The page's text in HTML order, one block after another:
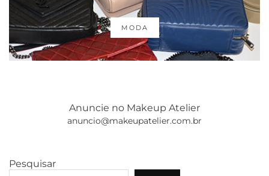
MODA
Anuncie no Makeup Atelier
anuncio@makeupatelier.com.br
Pesquisar